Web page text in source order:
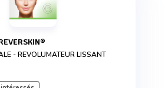
- REVOLUMATEUR LISSANT